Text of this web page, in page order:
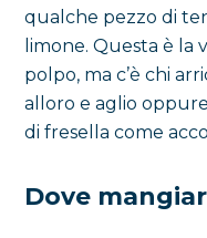
qualche pezzo di
limone. Questa è la
polpo, ma c’è chi
alloro e aglio
di fresella come
Dove